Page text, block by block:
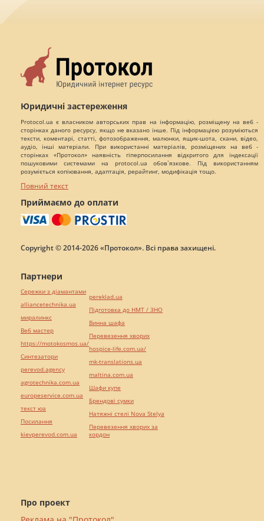
Юридичні застереження
Protocol.ua є власником авторських прав на інформацію, розміщену на веб -
сторінках даного ресурсу, якщо не вказано інше. Під інформацією розуміються
тексти, коментарі, статті, фотозображення, малюнки, ящик-шота, скани, відео,
аудіо, інші матеріали. При використанні матеріалів, розміщених на веб -
сторінках «Протокол» наявність гіперпосилання відкритого для індексації
пошуковими системами на protocol.ua обов`язкове. Під використанням
розуміється копіювання, адаптація, рерайтинг, модифікація тощо.
Повний текст
Приймаємо до оплати
Copyright © 2014-2026 «Протокол». Всі права захищені.
Про проект
Партнери
Сережки з діамантами
alliancetechnika.ua
миралинкс
Веб мастер
https://motokosmos.ua/
Синтезатори
perevod.agency
agrotechnika.com.ua
europeservice.com.ua
текст юа
Посилання
kievperevod.com.ua
pereklad.ua
Підготовка до НМТ / ЗНО
Винна шафа
Перевезення хворих
hospice-life.com.ua/
mk-translations.ua
maltina.com.ua
Шафи купе
Брендові сумки
Натяжні стелі Nova Stelya
Перевезення хворих за
кордон